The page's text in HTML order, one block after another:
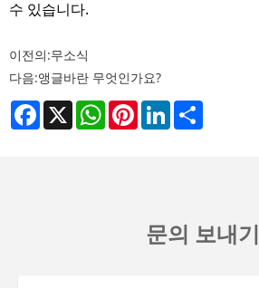
수 있습니다.
이전의:무소식
다음:앵글바란 무엇인가요?
Facebook
X WhatsAppPinterestLinkedIn
문의 보내기